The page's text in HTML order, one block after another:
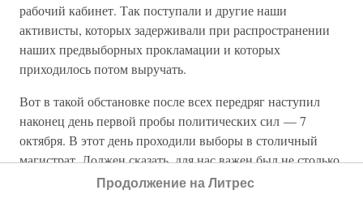
рабочий кабинет. Так поступали и другие наши
активисты, которых задерживали при распространении
наших предвыборных прокламации и которых
приходилось потом выручать.
Вот в такой обстановке после всех передряг наступил
наконец день первой пробы политических сил — 7
октября. В этот день проходили выборы в столичный
магистрат. Должен сказать, для нас важен был не столько
состав магистрата, сколько прогноз выборов в
Продолжение на Литрес